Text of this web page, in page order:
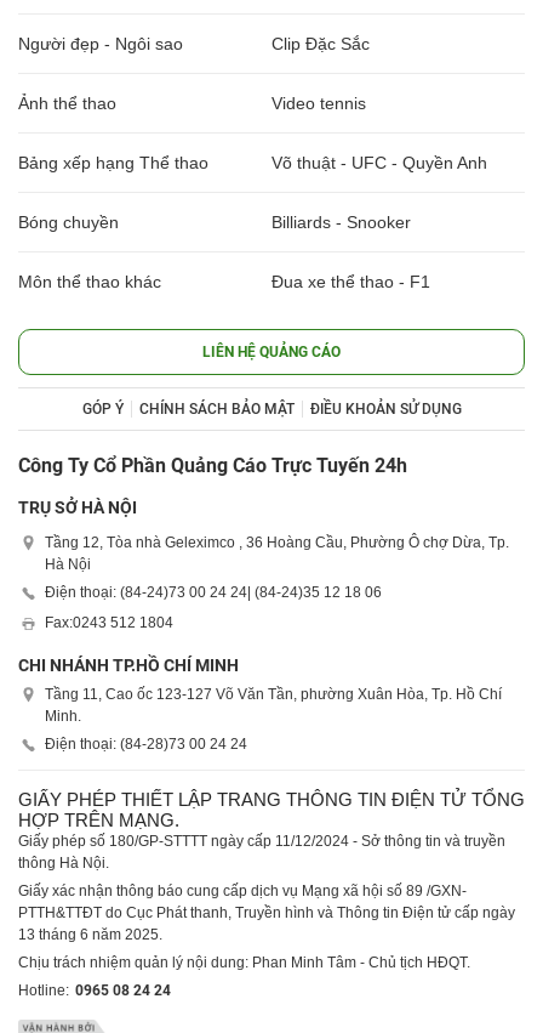
Người đẹp - Ngôi sao Clip Đặc Sắc
Ảnh thể thao Video tennis
Bảng xếp hạng Thể thao Võ thuật - UFC - Quyền Anh
Bóng chuyền Billiards - Snooker
Môn thể thao khác Đua xe thể thao - F1
LIÊN HỆ QUẢNG CÁO
GÓP Ý CHÍNH SÁCH BẢO MẬT ĐIỀU KHOẢN SỬ DỤNG
Công Ty Cổ Phần Quảng Cáo Trực Tuyến 24h
TRỤ SỞ HÀ NỘI
Tầng 12, Tòa nhà Geleximco , 36 Hoàng Cầu, Phường Ô chợ Dừa, Tp.
Hà Nội
Điện thoại: (84-24)73 00 24 24| (84-24)35 12 18 06
Fax:0243 512 1804
CHI NHÁNH TP.HỒ CHÍ MINH
Tầng 11, Cao ốc 123-127 Võ Văn Tần, phường Xuân Hòa, Tp. Hồ Chí
Minh.
Điện thoại: (84-28)73 00 24 24
GIẤY PHÉP THIẾT LẬP TRANG THÔNG TIN ĐIỆN TỬ TỔNG
HỢP TRÊN MẠNG.
Giấy phép số 180/GP-STTTT ngày cấp 11/12/2024 - Sở thông tin và truyền
thông Hà Nội.
Giấy xác nhận thông báo cung cấp dịch vụ Mạng xã hội số 89 /GXN-
PTTH&TTĐT do Cục Phát thanh, Truyền hình và Thông tin Điện tử cấp ngày
13 tháng 6 năm 2025.
Chịu trách nhiệm quản lý nội dung: Phan Minh Tâm - Chủ tịch HĐQT.
Hotline: 0965 08 24 24